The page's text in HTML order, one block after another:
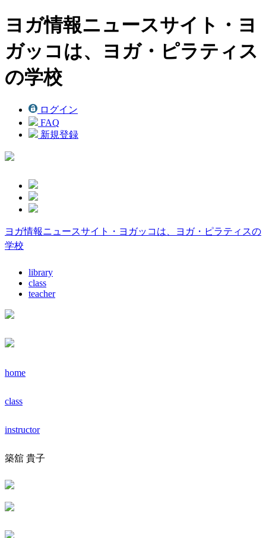
ヨガ情報ニュースサイト・ヨ
ガッコは、ヨガ・ピラティス
の学校
ログイン
FAQ
新規登録
ヨガ情報ニュースサイト・ヨガッコは、ヨガ・ピラティスの
学校
library
class
teacher
home
class
instructor
築舘 貴子